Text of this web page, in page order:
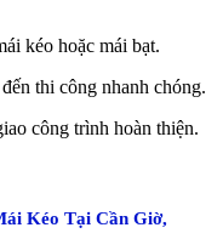
kéo hoặc mái bạt.
thi công nhanh chóng.
công trình hoàn thiện.
Kéo Tại Cần Giờ,